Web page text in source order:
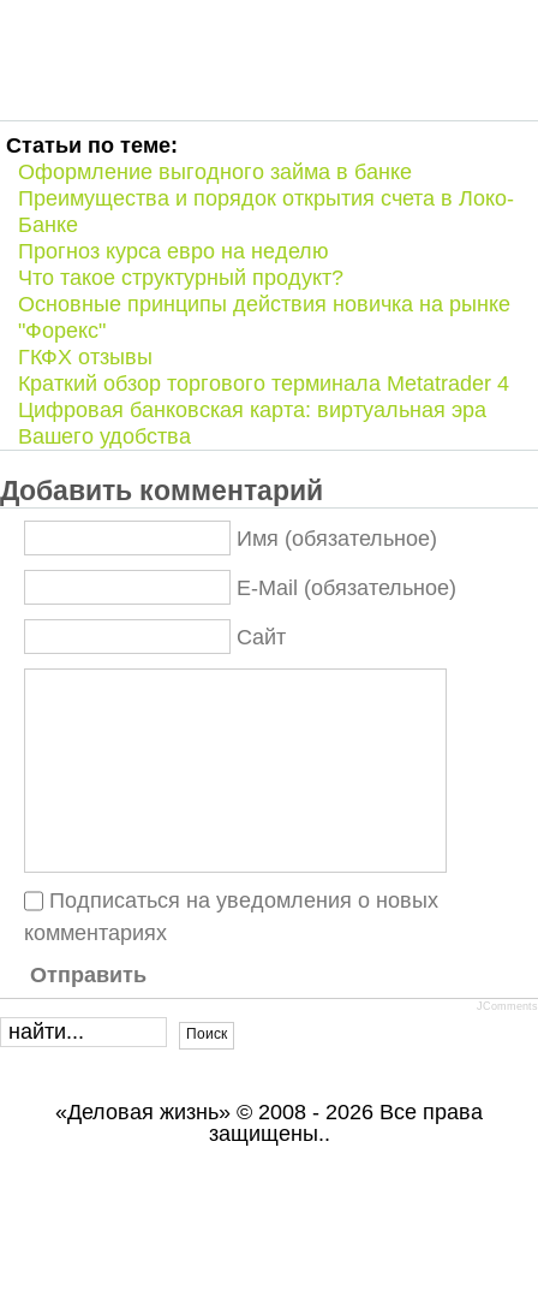
Статьи по теме:
Оформление выгодного займа в банке
Преимущества и порядок открытия счета в Локо-
Банке
Прогноз курса евро на неделю
Что такое структурный продукт?
Основные принципы действия новичка на рынке
"Форекс"
ГКФХ отзывы
Краткий обзор торгового терминала Metatrader 4
Цифровая банковская карта: виртуальная эра
Вашего удобства
Добавить комментарий
Имя (обязательное)
E-Mail (обязательное)
Сайт
Подписаться на уведомления о новых
комментариях
Отправить
JComments
«Деловая жизнь» © 2008 - 2026 Все права
защищены..